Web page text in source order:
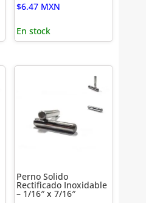
$6.47 MXN
En stock
Perno Solido
Rectificado Inoxidable
– 1/16″ x 7/16″